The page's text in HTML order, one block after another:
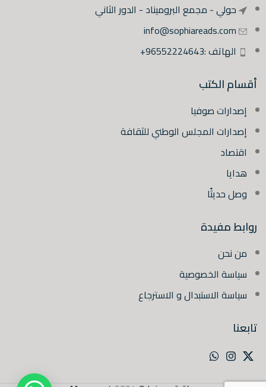
حولي - مجمع البروميناد - الدور الثاني
info@sophiareads.com
الهاتف :96552224643+
أقسام الكتب
إصدارات صوفيا
إصدارات المجلس الوطني للثقافة
اقتصاد
هدايا
وصل حديثًا
روابط مفيدة
من نحن
سياسة الخصوصية
سياسة الاستبدال و الاسترجاع
تابعنا